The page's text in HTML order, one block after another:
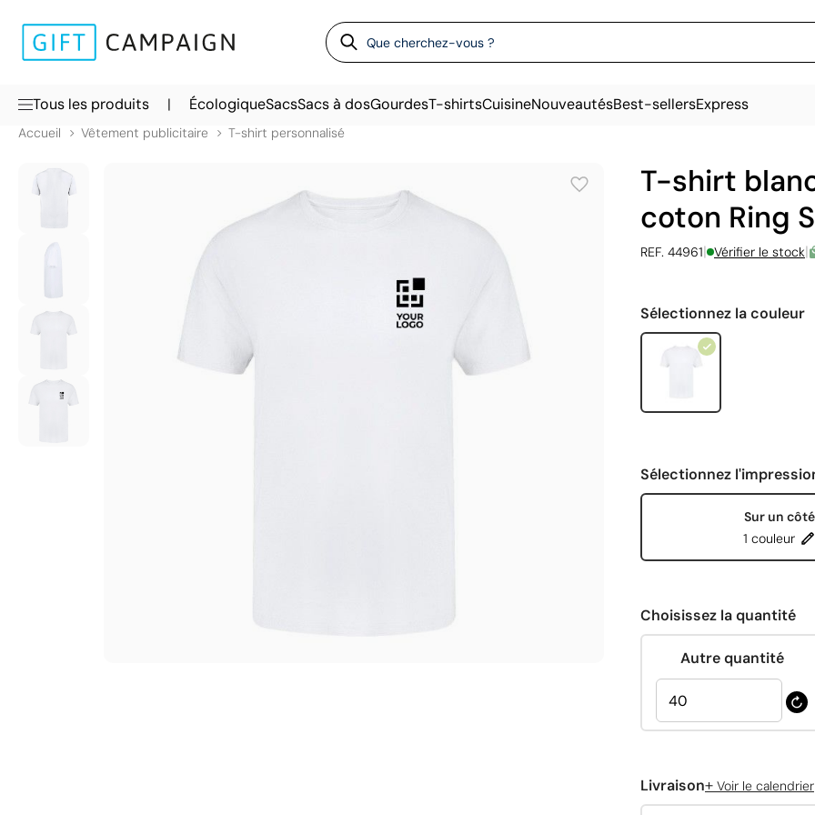
Tous les produits | ÉcologiqueSacsSacs à dosGourdesT-shirtsCuisineNouveautésBest-sellersExpress
Accueil Vêtement publicitaire T-shirt personnalisé
T-shirt
coton Ring
REF. 44961| Vérifier le stock|
Sélectionnez la couleur
Sélectionnez
Sur un côté
1 couleur
Choisissez la quantité
Autre quantité
Livraison+ Voir le calendrier